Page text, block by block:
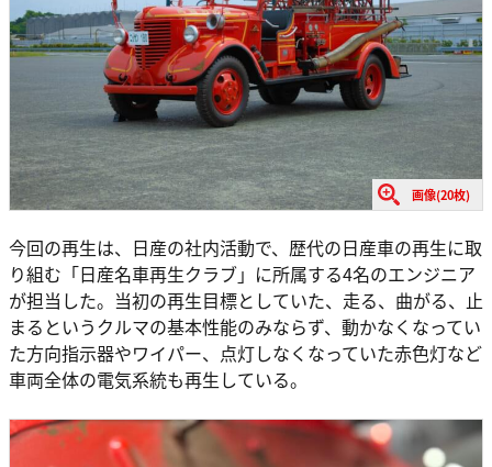
画像(20枚)
今回の再生は、日産の社内活動で、歴代の日産車の再生に取
り組む「日産名車再生クラブ」に所属する4名のエンジニア
が担当した。当初の再生目標としていた、走る、曲がる、止
まるというクルマの基本性能のみならず、動かなくなってい
た方向指示器やワイパー、点灯しなくなっていた赤色灯など
車両全体の電気系統も再生している。